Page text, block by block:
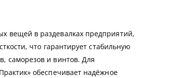
вещей в раздевалках предприятий,
что гарантирует стабильную
саморезов и винтов. Для
обеспечивает надёжное